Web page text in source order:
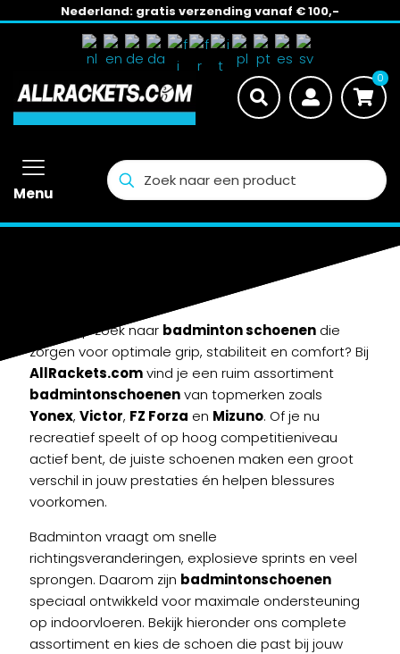
Nederland: gratis verzending vanaf € 100,-
0
Menu
Ben je op zoek naar badminton schoenen die
zorgen voor optimale grip, stabiliteit en comfort? Bij
AllRackets.comvind je een ruim assortiment
badmintonschoenenvan topmerken zoals
Yonex, Victor, FZ Forza en Mizuno. Of je nu
recreatief speelt of op hoog competitieniveau
actief bent, de juiste schoenen maken een groot
verschil in jouw prestaties én helpen blessures
voorkomen.
Badminton vraagt om snelle
richtingsveranderingen, explosieve sprints en veel
sprongen. Daarom zijn badmintonschoenen
speciaal ontwikkeld voor maximale ondersteuning
op indoorvloeren. Bekijk hieronder ons complete
assortiment en kies de schoen die past bij jouw